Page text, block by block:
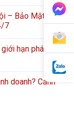
– Bảo Mật Tuyệt
7
hạn pháp lý
doanh? Cảnh